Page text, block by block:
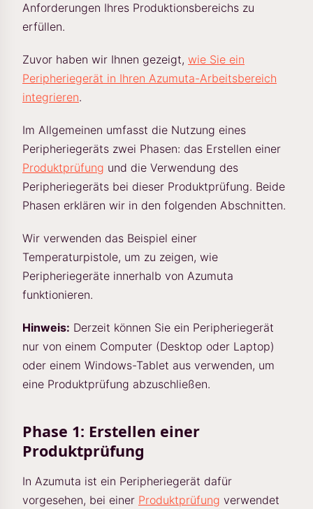
Anforderungen Ihres Produktionsbereichs zu
erfüllen.
Zuvor haben wir Ihnen gezeigt, wie Sie ein
Peripheriegerät in Ihren Azumuta-Arbeitsbereich
integrieren.
Im Allgemeinen umfasst die Nutzung eines
Peripheriegeräts zwei Phasen: das Erstellen einer
Produktprüfung und die Verwendung des
Peripheriegeräts bei dieser Produktprüfung. Beide
Phasen erklären wir in den folgenden Abschnitten.
Wir verwenden das Beispiel einer
Temperaturpistole, um zu zeigen, wie
Peripheriegeräte innerhalb von Azumuta
funktionieren.
Hinweis: Derzeit können Sie ein Peripheriegerät
nur von einem Computer (Desktop oder Laptop)
oder einem Windows-Tablet aus verwenden, um
eine Produktprüfung abzuschließen.
Phase 1: Erstellen einer
Produktprüfung
In Azumuta ist ein Peripheriegerät dafür
vorgesehen, bei einer Produktprüfung verwendet